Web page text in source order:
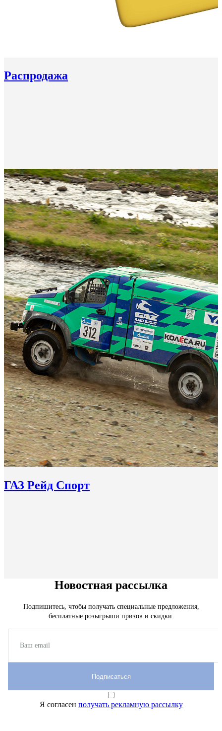
Распродажа
ГАЗ Рейд Спорт
Новостная рассылка
Подпишитесь, чтобы получать специальные предложения,
бесплатные розыгрыши призов и скидки.
Подписаться
Я согласен получать рекламную рассылку